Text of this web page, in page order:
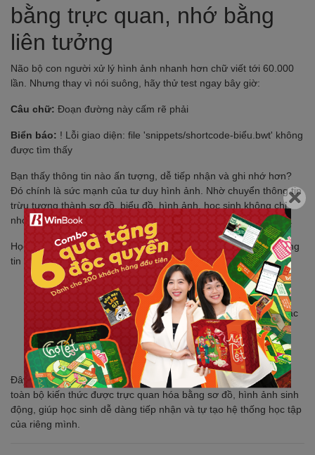
bằng trực quan, nhớ bằng
liên tưởng
Não bộ con người xử lý hình ảnh nhanh hơn chữ viết tới 60.000
lần. Nhưng thay vì nói suông, hãy thử test ngay bây giờ:
Câu chữ: Đoạn đường này cấm rẽ phải
Biển báo: ! Lỗi giao diện: file 'snippets/shortcode-biểu.bwt' không
được tìm thấy
Bạn thấy thông tin nào ấn tượng, dễ tiếp nhận và ghi nhớ hơn?
Đó chính là sức mạnh của tư duy hình ảnh. Nhờ chuyển thông tin
trừu tượng thành sơ đồ, biểu đồ, hình ảnh, học sinh không chỉ
nhớ nhanh – nhớ lâu, mà còn cảm thấy việc học tập thú vị hơn.
Học sinh có thể linh hoạt ứng dụng sơ đồ tư duy, các trang thông
tin (infographic) cho từng môn học:
Lịch sử: sơ đồ thời gian để hình dung mạch sự kiện
Sinh học: sơ đồ hệ tuần hoàn để thấy mối liên hệ giữa các
cơ quan
Văn: mindmap để hệ thống hóa luận điểm, luận cứ
Đây cũng chính là điểm nổi bật của bộ sách Đột Phá Tư Duy:
toàn bộ kiến thức được trực quan hóa bằng sơ đồ, hình ảnh sinh
động, giúp học sinh dễ dàng tiếp nhận và tự tạo hệ thống học tập
của riêng mình.